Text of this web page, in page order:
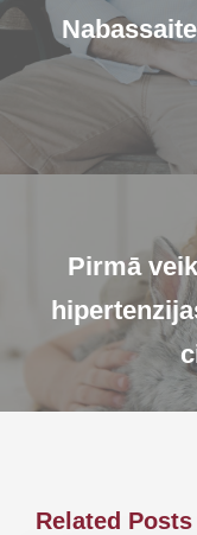
Pirmā
Related Posts